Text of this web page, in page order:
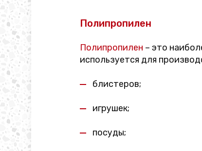
Полипропилен
Полипропилен – это
используется для
блистеров;
игрушек;
посуды;